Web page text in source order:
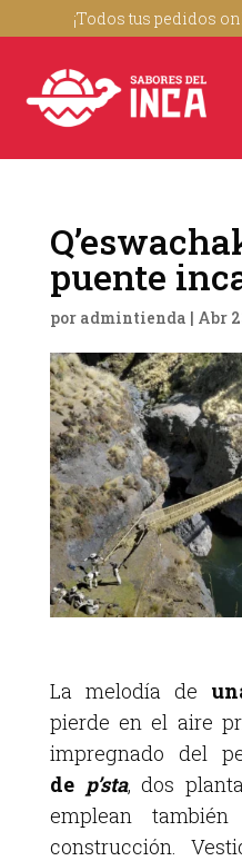
¡Todos tus pedidos
puente
por admintienda | Abr
La melodía de
pierde en el aire
impregnado del
de p’sta, dos
emplean
construcción.